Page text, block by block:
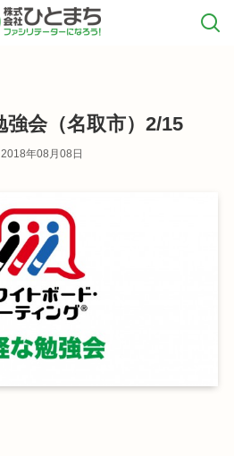
強会（名取市）2/15
2018年08月08日